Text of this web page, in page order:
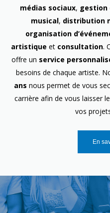
médias sociaux, gestion
musical, distribution
organisation
artistique etconsultation.
offre un service
besoins de chaque artiste.
ans nous permet de vous
carrière afin de vous laisser
vos
En